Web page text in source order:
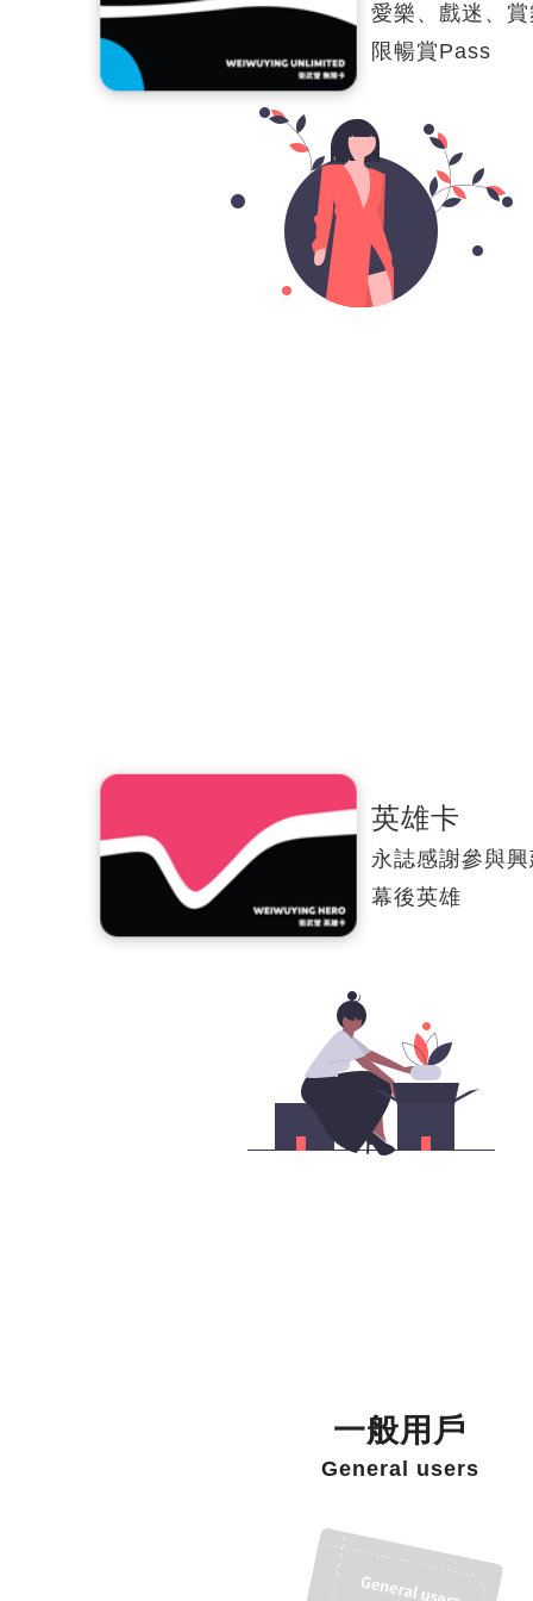
愛樂、 戲迷、
限暢賞Pass
英雄卡
永誌感謝參與
幕後英雄
一般用戶
General users